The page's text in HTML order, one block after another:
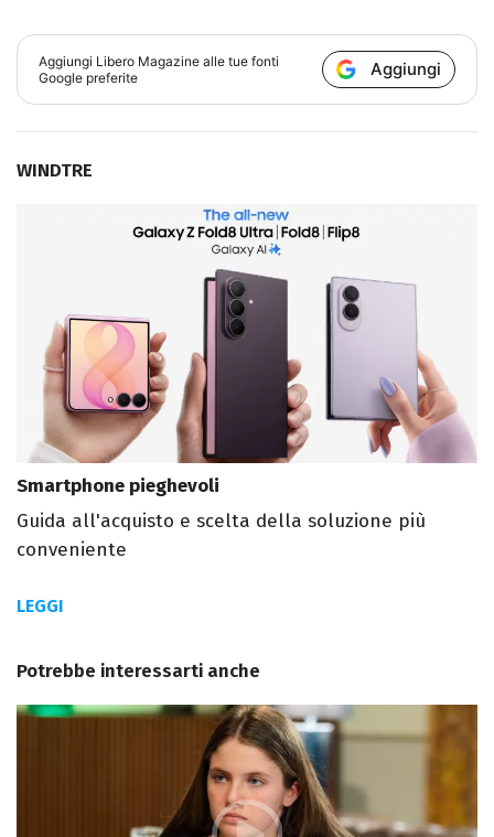
Aggiungi Libero Magazine alle tue fonti
Google preferite
Aggiungi
WINDTRE
Smartphone pieghevoli
Guida all'acquisto e scelta della soluzione più
conveniente
LEGGI
Potrebbe interessarti anche